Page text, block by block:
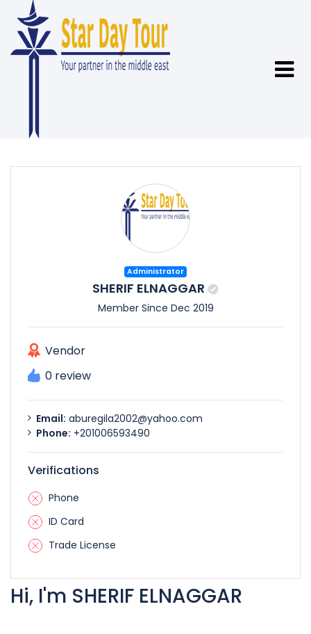
Administrator
SHERIF ELNAGGAR
Member Since Dec 2019
Vendor
0 review
Email: aburegila2002@yahoo.com
Phone: +201006593490
Verifications
Phone
ID Card
Trade License
Hi, I'm SHERIF ELNAGGAR